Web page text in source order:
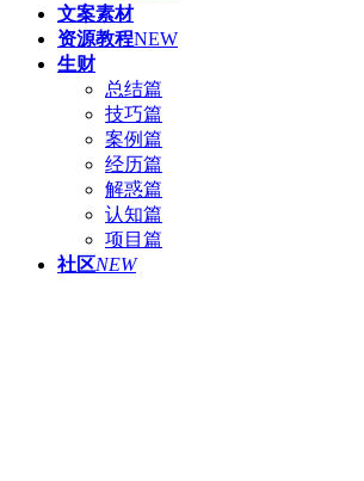
文案素材
资源教程NEW
生财
总结篇
技巧篇
案例篇
经历篇
解惑篇
认知篇
项目篇
社区NEW